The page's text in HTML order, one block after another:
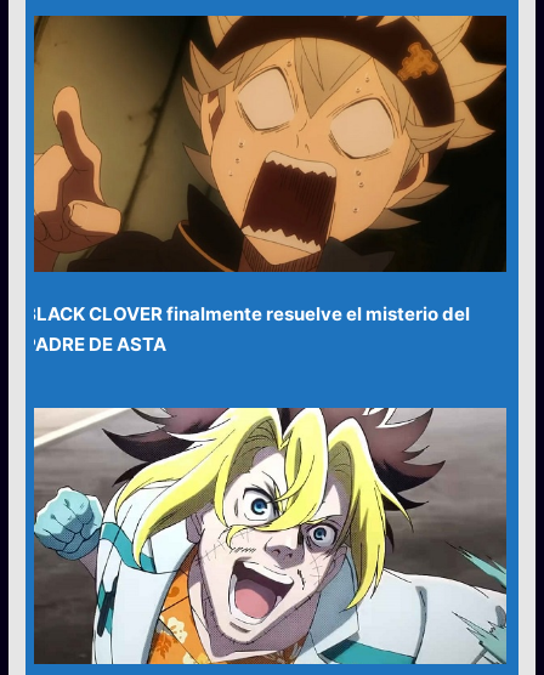
BLACK CLOVER finalmente resuelve el misterio del
PADRE DE ASTA